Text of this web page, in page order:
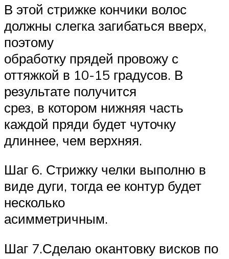
В этой стрижке кончики волос
должны слегка загибаться вверх,
поэтому
обработку прядей провожу с
оттяжкой в 10-15 градусов. В
результате получится
срез, в котором нижняя часть
каждой пряди будет чуточку
длиннее, чем верхняя.
Шаг 6. Стрижку челки выполню в
виде дуги, тогда ее контур будет
несколько
асимметричным.
Шаг 7.Сделаю окантовку висков по